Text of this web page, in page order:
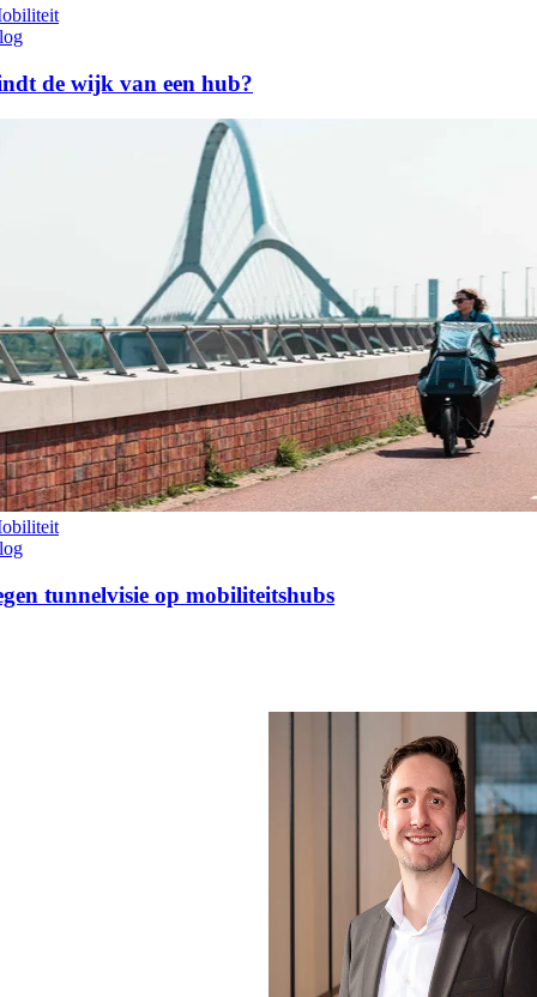
de wijk van een hub?
tunnelvisie op mobiliteitshubs